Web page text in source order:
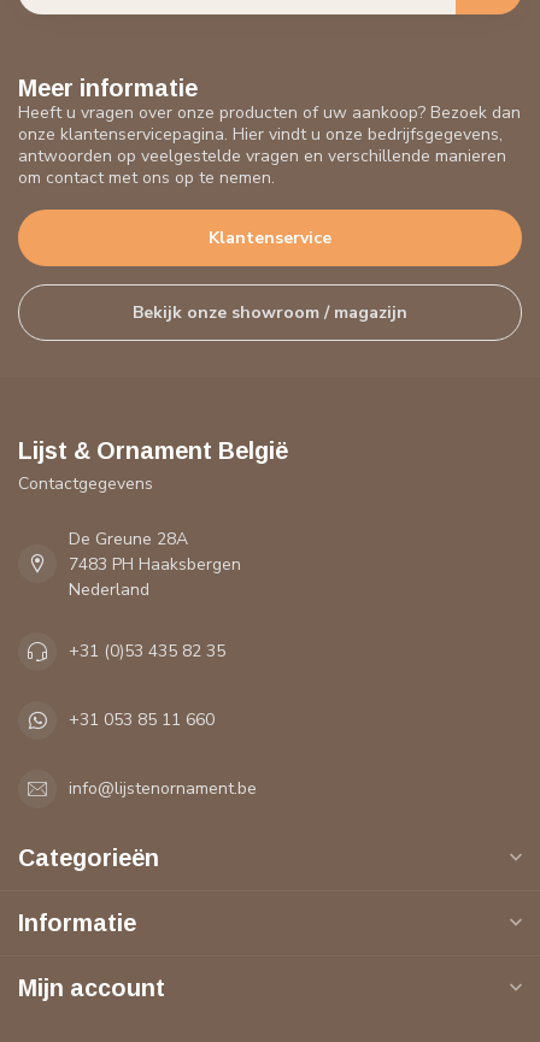
Meer informatie
Heeft u vragen over onze producten of uw aankoop? Bezoek dan
onze klantenservicepagina. Hier vindt u onze bedrijfsgegevens,
antwoorden op veelgestelde vragen en verschillende manieren
om contact met ons op te nemen.
Klantenservice
Bekijk onze showroom / magazijn
Lijst & Ornament België
Contactgegevens
De Greune 28A
7483 PH Haaksbergen
Nederland
+31 (0)53 435 82 35
+31 053 85 11 660
info@lijstenornament.be
Categorieën
Informatie
Mijn account